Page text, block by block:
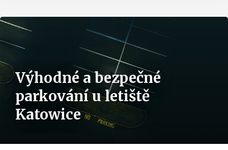
Výhodné a bezpečné
parkování u letiště
Katowice